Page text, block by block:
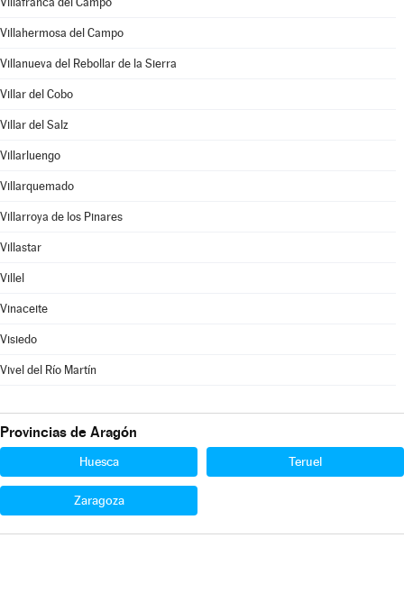
Villahermosa del Campo
Villanueva del Rebollar de la Sierra
Villar del Cobo
Villar del Salz
Villarluengo
Villarquemado
Villarroya de los Pinares
Villastar
Villel
Vinaceite
Visiedo
Vivel del Río Martín
Provincias de Aragón
Huesca Teruel
Zaragoza